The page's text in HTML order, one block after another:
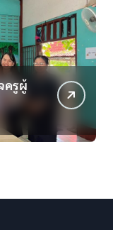
โครงการพัฒนา
อบำบัด